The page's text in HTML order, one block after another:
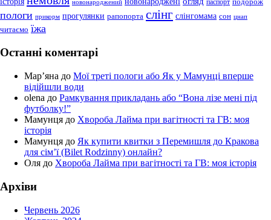
новонароджений
пологи прикорм прогулянки рапопорта слінг слінгомама сон цнап
читаємо їжа
Останні коментарі
Мар’яна до Мої треті пологи або Як у Мамунці вперше
відійшли води
olena до Рамкування прикладань або “Вона лізе мені під
футболку!”
Мамунця до Хвороба Лайма при вагітності та ГВ: моя
історія
Мамунця до Як купити квитки з Перемишля до Кракова
для сім’ї (Bilet Rodzinny) онлайн?
Оля до Хвороба Лайма при вагітності та ГВ: моя історія
Архіви
Червень 2026